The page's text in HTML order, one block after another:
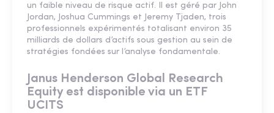
un faible niveau de risque actif. Il est géré par John
Jordan, Joshua Cummings et Jeremy Tjaden, trois
professionnels expérimentés totalisant environ 35
milliards de dollars d’actifs sous gestion au sein de
stratégies fondées sur l’analyse fondamentale.
Janus Henderson Global Research
Equity est disponible via un ETF
UCITS